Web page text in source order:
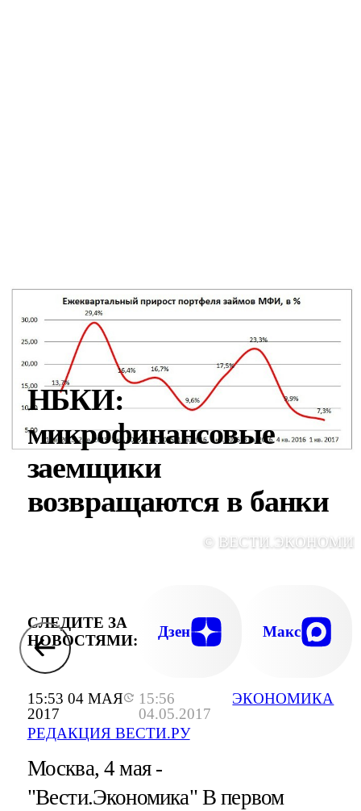
15:53 04 МАЯ
2017
15:56
04.05.2017
РЕДАКЦИЯ ВЕСТИ.РУ
ЭКОНОМИКА
НБКИ:
микрофинансовые
заемщики
возвращаются в банки
©
СЛЕДИТЕ ЗА
НОВОСТЯМИ:
Дзен Макс
Москва, 4 мая -
"Вести.Экономика" В первом